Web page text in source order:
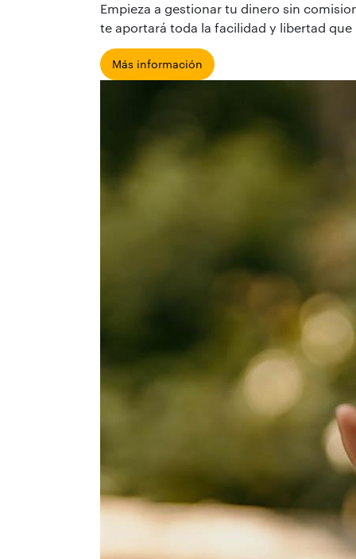
Empieza a gestionar tu dinero sin
te aportará toda la facilidad y libertad
Más información